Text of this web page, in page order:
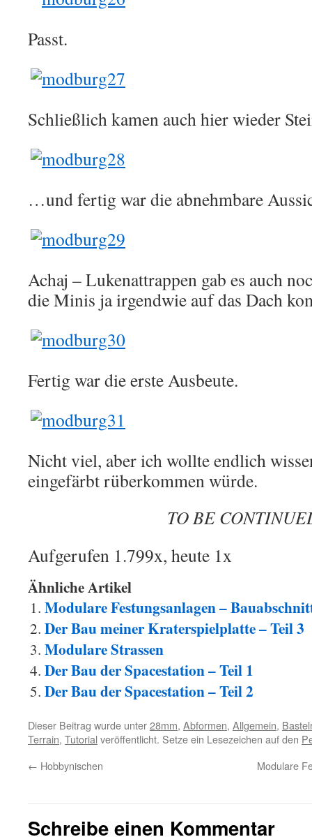
Passt.
Schließlich kamen auch hier wieder
…und fertig war die abnehmbare
Achaj – Lukenattrappen gab es auch
die Minis ja irgendwie auf das Dach
Fertig war die erste Ausbeute.
Nicht viel, aber ich wollte endlich
eingefärbt rüberkommen würde.
TO BE
Aufgerufen 1.799x, heute 1x
Ähnliche Artikel
Modulare Festungsanlagen –
Der Bau meiner Kraterspielplatte – Teil 3
Modulare Strassen
Der Bau der Spacestation – Teil 1
Der Bau der Spacestation – Teil 2
Dieser Beitrag wurde unter28mm, Abformen, Allgemein,
Terrain, Tutorial veröffentlicht. Setze ein Lesezeichen auf den
← Hobbynischen Modulare
Schreibe einen Kommentar